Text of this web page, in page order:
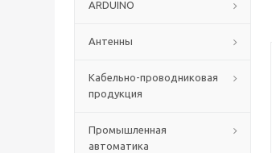
ARDUINO
Антенны
Кабельно-проводниковая
продукция
Промышленная
автоматика